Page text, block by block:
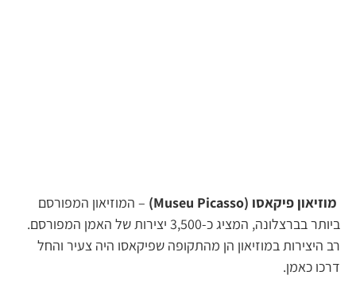
מוזיאון פיקאסו (Museu Picasso)
– המוזיאון המפורסם
ביותר בברצלונה, המציג כ-3,500 יצירות של האמן המפורסם.
רב היצירות במוזיאון הן מהתקופה שפיקאסו היה צעיר והחל
דרכו כאמן.